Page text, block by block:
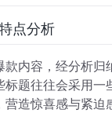
点分析
款内容，经分析
标题往往会采用
营造惊喜感与紧